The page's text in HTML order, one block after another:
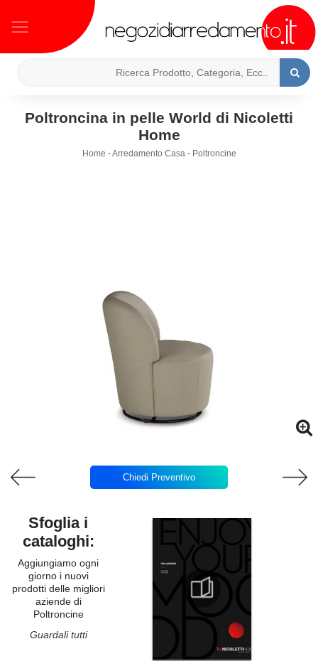
Poltroncina in pelle World di Nicoletti
Home
Home -Arredamento Casa- Poltroncine
Chiedi Preventivo
Sfoglia i
cataloghi:
Aggiungiamo ogni
giorno i nuovi
prodotti delle migliori
aziende di
Poltroncine
Guardali tutti